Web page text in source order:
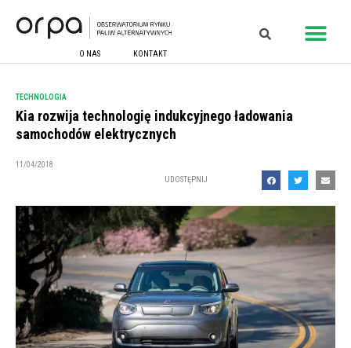
O NAS KONTAKT
TECHNOLOGIA
Kia rozwija technologię indukcyjnego ładowania
samochodów elektrycznych
11/04/2018
UDOSTĘPNIJ